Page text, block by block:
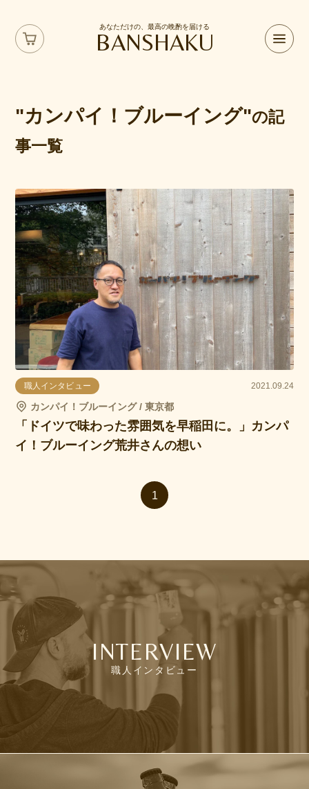
あなただけの、最高の晩酌を届ける
BANSHAKU
"カンパイ！ブルーイング"の記
事一覧
職人インタビュー 2021.09.24
カンパイ！ブルーイング / 東京都
「ドイツで味わった雰囲気を早稲田に。」カンパ
イ！ブルーイング荒井さんの想い
1
INTERVIEW
職人インタビュー